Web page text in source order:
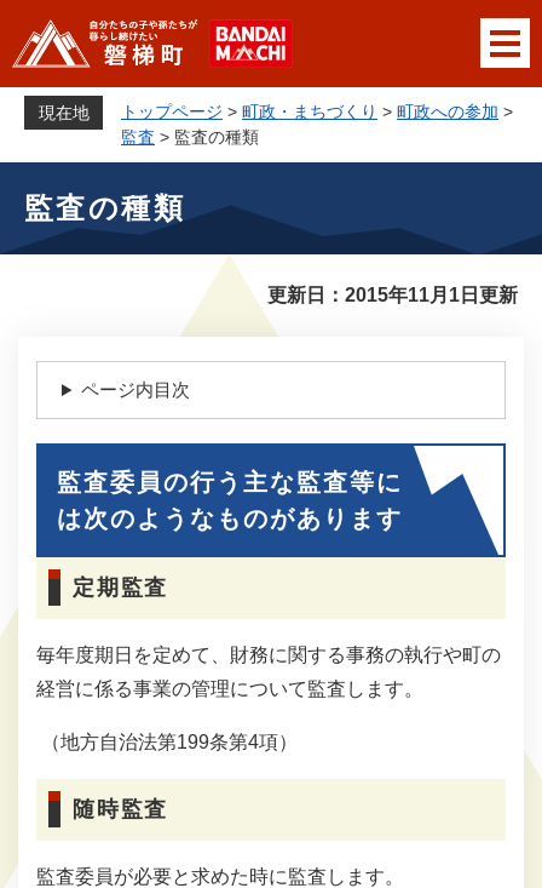
ジ
頭
。
メニューを飛ばして本文へ
現在地 トップページ > 町政・まちづくり > 町政への参加 >
監査 > 監査の種類
監査の種類
更新日：2015年11月1日更新
ページ内目次
監査委員の行う主な監査等に
は次のようなものがあります
定期監査
毎年度期日を定めて、財務に関する事務の執行や町の
経営に係る事業の管理について監査します。
（地方自治法第199条第4項）
随時監査
監査委員が必要と求めた時に監査します。